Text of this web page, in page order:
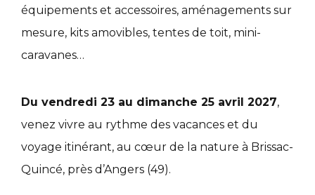
équipements et accessoires, aménagements sur
mesure, kits amovibles, tentes de toit, mini-
caravanes…
Du vendredi 23 au dimanche 25 avril 2027,
venez vivre au rythme des vacances et du
voyage itinérant, au cœur de la nature à Brissac-
Quincé, près d’Angers (49).